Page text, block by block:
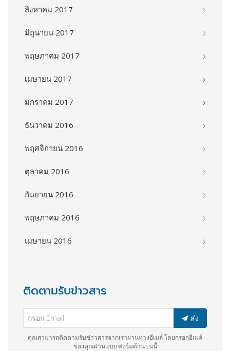
สิงหาคม 2017
มิถุนายน 2017
พฤษภาคม 2017
เมษายน 2017
มกราคม 2017
ธันวาคม 2016
พฤศจิกายน 2016
ตุลาคม 2016
กันยายน 2016
พฤษภาคม 2016
เมษายน 2016
ติดตามรับข่าวสาร
ส่ง
คุณสามารถติดตามรับข่าวสารจากเราผ่านทางอีเมล์ โดยกรอกอีเมล์
ของคุณผ่านแบบฟอร์มด้านบนนี้